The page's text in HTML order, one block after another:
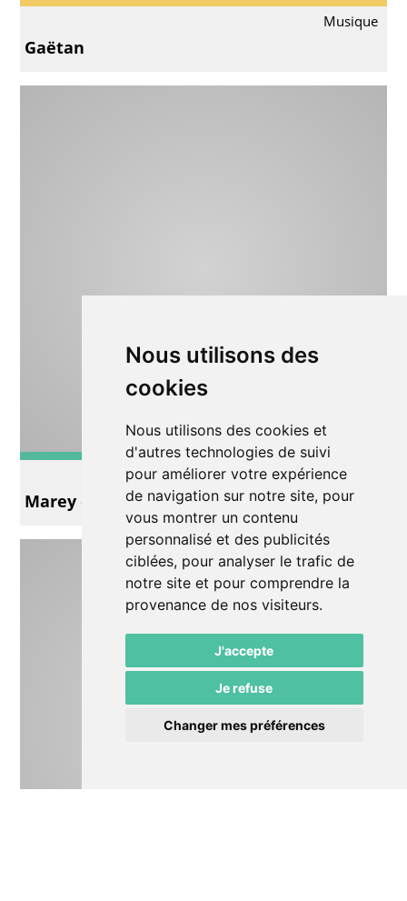
Nous utilisons des
cookies
Nous utilisons des cookies et
d'autres technologies de suivi
pour améliorer votre expérience
de navigation sur notre site, pour
vous montrer un contenu
personnalisé et des publicités
ciblées, pour analyser le trafic de
notre site et pour comprendre la
provenance de nos visiteurs.
J'accepte
Je refuse
Changer mes préférences
Musique
Gaëtan
Musique
Marey et Renar